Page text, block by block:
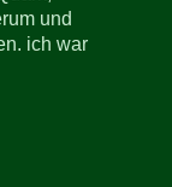
und
ich war